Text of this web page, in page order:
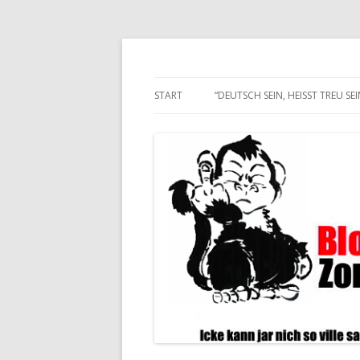
START “DEUTSCH SEIN, HEISST TREU